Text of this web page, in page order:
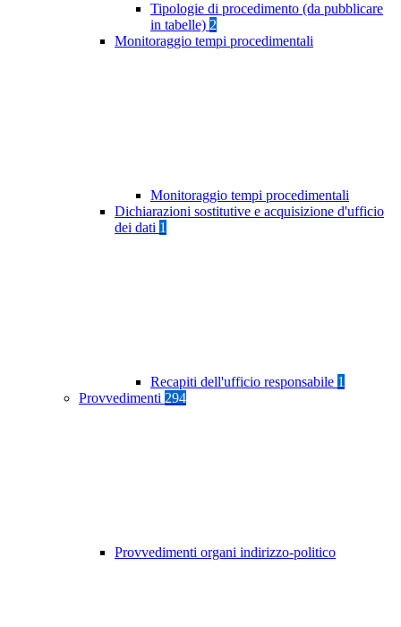
Tipologie di procedimento (da pubblicare
in tabelle) 2
Monitoraggio tempi procedimentali
Monitoraggio tempi procedimentali
Dichiarazioni sostitutive e acquisizione d'ufficio
dei dati 1
Recapiti dell'ufficio responsabile 1
Provvedimenti 294
Provvedimenti organi indirizzo-politico